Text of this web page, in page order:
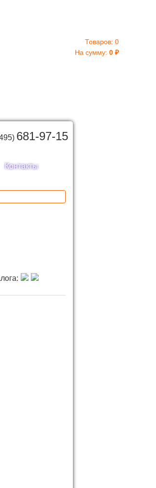
Товаров: 0
На сумму: 0 ₽
681-97-15
Контакты